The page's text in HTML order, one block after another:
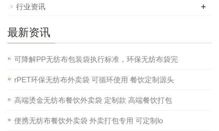
行业资讯 +
最新资讯
可降解PP无纺布包装袋执行标准，环保无纺布袋完
rPET环保无纺布外卖袋 可循环使用 餐饮定制源头
高端烫金无纺布餐饮外卖袋 定制款 高端餐饮打包
便携无纺布餐饮外卖袋 外卖打包专用 可定制lo